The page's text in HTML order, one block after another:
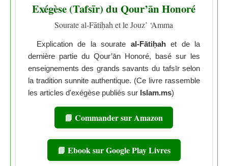
Exégèse (Tafsīr) du Qour’ān Honoré
Sourate al-Fātiḥah et le Jouz’ ‘Amma
Explication de la sourate al-Fātiḥahet de la
dernière partie du Qour’ān Honoré, basé sur les
enseignements des grands savants du tafsīr selon
la tradition sunnite authentique. (Ce livre rassemble
les articles d'exégèse publiés sur Islam.ms)
📘 Commander sur Amazon
📘 Ebook sur Google Play Livres